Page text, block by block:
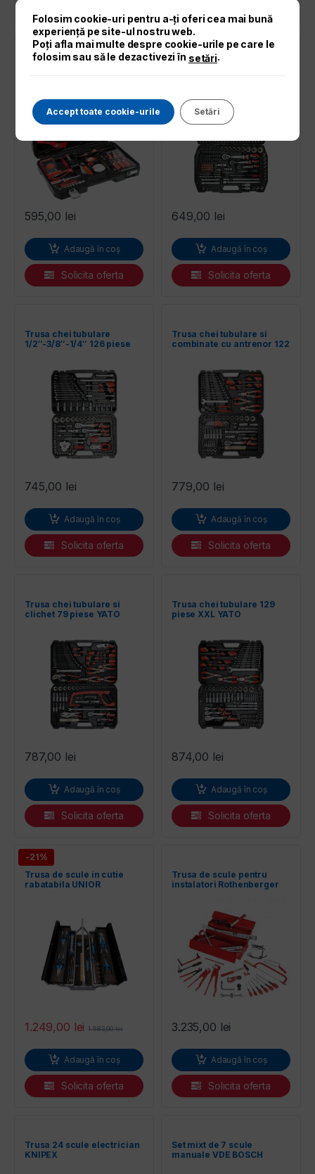
Trusa electrician 68 piese
595,00 lei
Adaugă în coș
Solicita oferta
Trusa chei tubulare cu
649,00 lei
Adaugă în coș
Solicita oferta
Trusa chei tubulare
1/2″-3/8″-1/4″ 126 piese
745,00 lei
Adaugă în coș
Solicita oferta
Trusa chei tubulare si
combinate cu antrenor 122
779,00 lei
Adaugă în coș
Solicita oferta
Trusa chei tubulare si
clichet 79 piese YATO
787,00 lei
Adaugă în coș
Solicita oferta
Trusa chei tubulare 129
piese XXL YATO
874,00 lei
Adaugă în coș
Solicita oferta
-21%
Trusa de scule in cutie
rabatabila UNIOR
1.249,00 lei 1.583,00lei
Adaugă în coș
Solicita oferta
Trusa de scule pentru
instalatori Rothenberger
3.235,00 lei
Adaugă în coș
Solicita oferta
Trusa 24 scule electrician
KNIPEX
Set mixt de 7 scule
manuale VDE BOSCH
Folosim cookie-uri pentru a-ți oferi cea mai bună
experiență pe site-ul nostru web.
Poți afla mai multe despre cookie-urile pe care le
folosim sau să le dezactivezi în setări.
Accept toate cookie-urile Setări